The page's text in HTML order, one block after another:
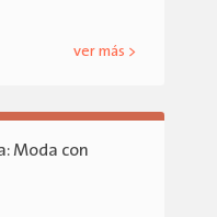
ver más >
Moda con